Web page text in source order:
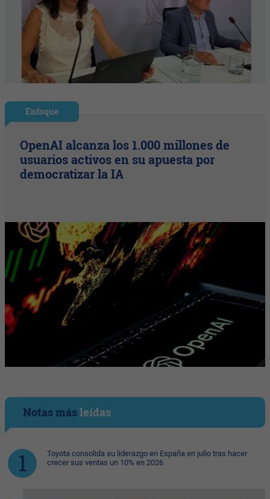
Enfoque
OpenAI alcanza los 1.000 millones de
usuarios activos en su apuesta por
democratizar la IA
Notas másleídas
Toyota consolida su liderazgo en España en julio tras hacer
crecer sus ventas un 10% en 2026